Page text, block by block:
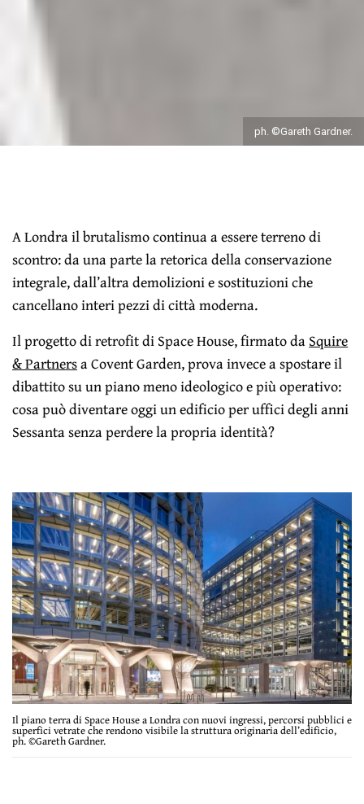
ph. ©Gareth Gardner.
A Londra il brutalismo continua a essere terreno di
scontro: da una parte la retorica della conservazione
integrale, dall’altra demolizioni e sostituzioni che
cancellano interi pezzi di città moderna.
Il progetto di retrofit di Space House, firmato daSquire
& Partnersa Covent Garden, prova invece a spostare il
dibattito su un piano meno ideologico e più operativo:
cosa può diventare oggi un edificio per uffici degli anni
Sessanta senza perdere la propria identità?
Il piano terra di Space House a Londra con nuovi ingressi, percorsi pubblici e
superfici vetrate che rendono visibile la struttura originaria dell’edificio,
ph. ©Gareth Gardner.